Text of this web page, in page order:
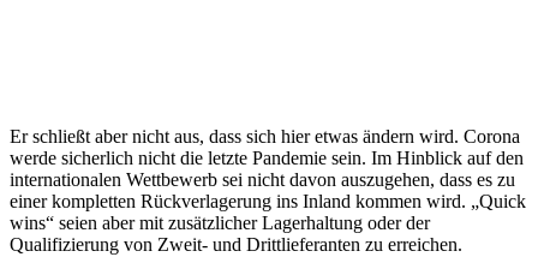
Er schließt aber nicht aus, dass sich hier etwas ändern wird. Corona
werde sicherlich nicht die letzte Pandemie sein. Im Hinblick auf den
internationalen Wettbewerb sei nicht davon auszugehen, dass es zu
einer kompletten Rückverlagerung ins Inland kommen wird. „Quick
wins“ seien aber mit zusätzlicher Lagerhaltung oder der
Qualifizierung von Zweit- und Drittlieferanten zu erreichen.